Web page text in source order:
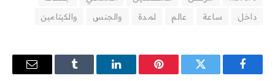
داخل
ساعة عالم لمدة والجنس والكيتامين
فيسبوك تويتر بينتيريستلينكدإن Tumblr
البريد